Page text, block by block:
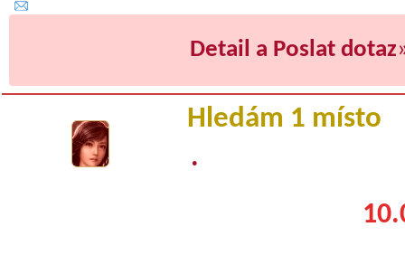
Detail a Poslat dotaz
Hledám 1 místo
.